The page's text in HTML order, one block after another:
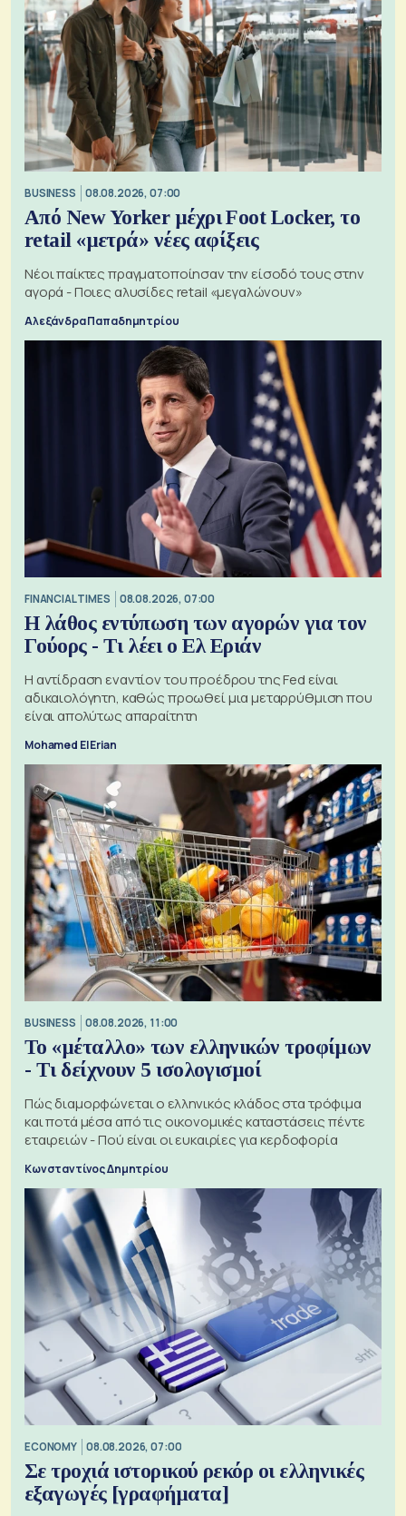
BUSINESS 08.08.2026, 07:00
Από New Yorker μέχρι Foot Locker, το
retail «μετρά» νέες αφίξεις
Νέοι παίκτες πραγματοποίησαν την είσοδό τους στην
αγορά - Ποιες αλυσίδες retail «μεγαλώνουν»
Αλεξάνδρα Παπαδημητρίου
FINANCIAL TIMES 08.08.2026, 07:00
Η λάθος εντύπωση των αγορών για τον
Γούορς - Τι λέει ο Ελ Εριάν
Η αντίδραση εναντίον του προέδρου της Fed είναι
αδικαιολόγητη, καθώς προωθεί μια μεταρρύθμιση που
είναι απολύτως απαραίτητη
Mohamed El Erian
BUSINESS 08.08.2026, 11:00
Το «μέταλλο» των ελληνικών τροφίμων
- Τι δείχνουν 5 ισολογισμοί
Πώς διαμορφώνεται ο ελληνικός κλάδος στα τρόφιμα
και ποτά μέσα από τις οικονομικές καταστάσεις πέντε
εταιρειών - Πού είναι οι ευκαιρίες για κερδοφορία
Κωνσταντίνος Δημητρίου
ECONOMY 08.08.2026, 07:00
Σε τροχιά ιστορικού ρεκόρ οι ελληνικές
εξαγωγές [γραφήματα]